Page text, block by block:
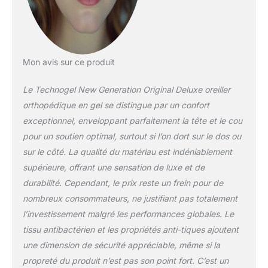
ERGONOMIQUE &
RAFRAÎCHISSANT : un
oreiller pour dormir sur le
les tensions au niveau
du cou, du dos et des
épaules. ‍ HOUSSE
LAVABLE : Parce que
l'hygiène du visage est
une priorité absolue,
notre taie d'oreiller est
non seulement douce,
respirante et certifiée
Oeko-Tex, mais aussi
antibactérienne, lavable
en machine et
infroissable. Qualité
Mon avis sur ce produit
Le Technogel New Generation Original Deluxe oreiller
orthopédique en gel se distingue par un confort
exceptionnel, enveloppant parfaitement la tête et le cou
pour un soutien optimal, surtout si l’on dort sur le dos ou
sur le côté. La qualité du matériau est indéniablement
supérieure, offrant une sensation de luxe et de
durabilité. Cependant, le prix reste un frein pour de
nombreux consommateurs, ne justifiant pas totalement
l’investissement malgré les performances globales. Le
tissu antibactérien et les propriétés anti-tiques ajoutent
une dimension de sécurité appréciable, même si la
propreté du produit n’est pas son point fort. C’est un